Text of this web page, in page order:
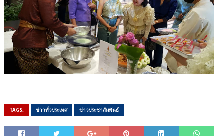
TAGS: ข่าวทั่วประเทศ ข่าวประชาสัมพันธ์